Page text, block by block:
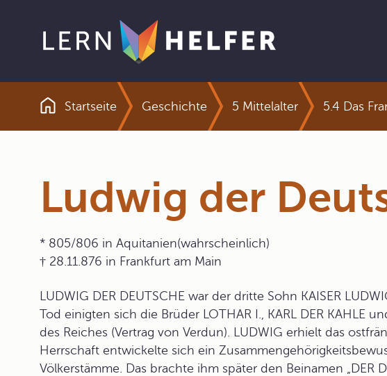
Pfadnavigation
Startseite Geschichte 5 Mittelalter 5.4 Das
Ludwig der
* 805/806 in Aquitanien(wahrscheinlich)
† 28.11.876 in Frankfurt am Main
LUDWIG DER DEUTSCHE war der dritte Sohn KAISER
Tod einigten sich die Brüder LOTHAR I., KARL DER KAHLE
des Reiches (Vertrag von Verdun). LUDWIG erhielt das
Herrschaft entwickelte sich ein
Völkerstämme. Das brachte ihm später den Beinamen „DER